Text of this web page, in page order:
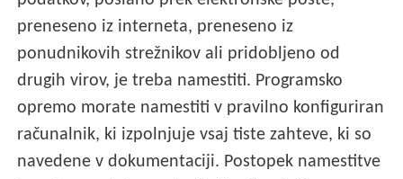
preneseno iz interneta, preneseno iz
ponudnikovih strežnikov ali pridobljeno od
drugih virov, je treba namestiti. Programsko
opremo morate namestiti v pravilno konfiguriran
računalnik, ki izpolnjuje vsaj tiste zahteve, ki so
navedene v dokumentaciji. Postopek namestitve